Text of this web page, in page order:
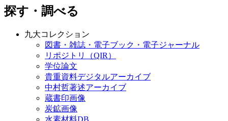
探す・調べる
九大コレクション
図書・雑誌・電子ブック・電子ジャーナル
リポジトリ（QIR）
学位論文
貴重資料デジタルアーカイブ
中村哲著述アーカイブ
蔵書印画像
炭鉱画像
水素材料DB